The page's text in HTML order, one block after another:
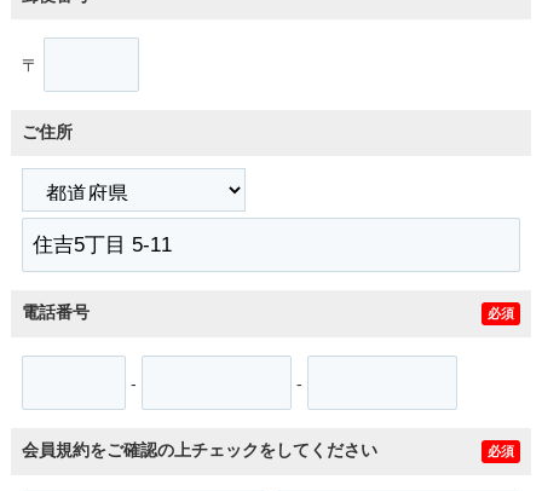
〒
ご住所
電話番号 必須
- -
会員規約をご確認の上チェックをしてください 必須